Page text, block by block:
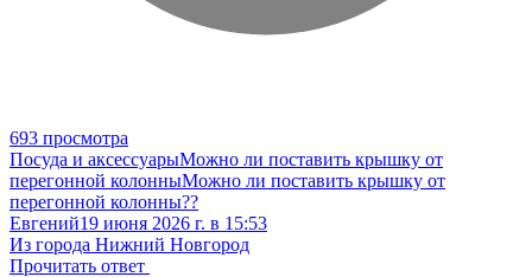
693 просмотра
Посуда и аксессуарыМожно ли поставить крышку от
перегонной колонныМожно ли поставить крышку от
перегонной колонны??
Евгений19 июня 2026 г. в 15:53
Из города Нижний Новгород
Прочитать ответ